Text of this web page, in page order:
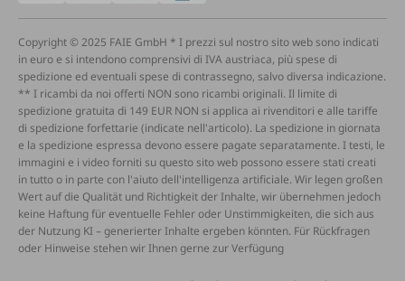
Copyright © 2025 FAIE GmbH * I prezzi sul nostro sito web sono indicati
in euro e si intendono comprensivi di IVA austriaca, più spese di
spedizione ed eventuali spese di contrassegno, salvo diversa indicazione.
** I ricambi da noi offerti NON sono ricambi originali. Il limite di
spedizione gratuita di 149 EUR NON si applica ai rivenditori e alle tariffe
di spedizione forfettarie (indicate nell'articolo). La spedizione in giornata
e la spedizione espressa devono essere pagate separatamente. I testi, le
immagini e i video forniti su questo sito web possono essere stati creati
in tutto o in parte con l'aiuto dell'intelligenza artificiale. Wir legen großen
Wert auf die Qualität und Richtigkeit der Inhalte, wir übernehmen jedoch
keine Haftung für eventuelle Fehler oder Unstimmigkeiten, die sich aus
der Nutzung KI – generierter Inhalte ergeben könnten. Für Rückfragen
oder Hinweise stehen wir Ihnen gerne zur Verfügung